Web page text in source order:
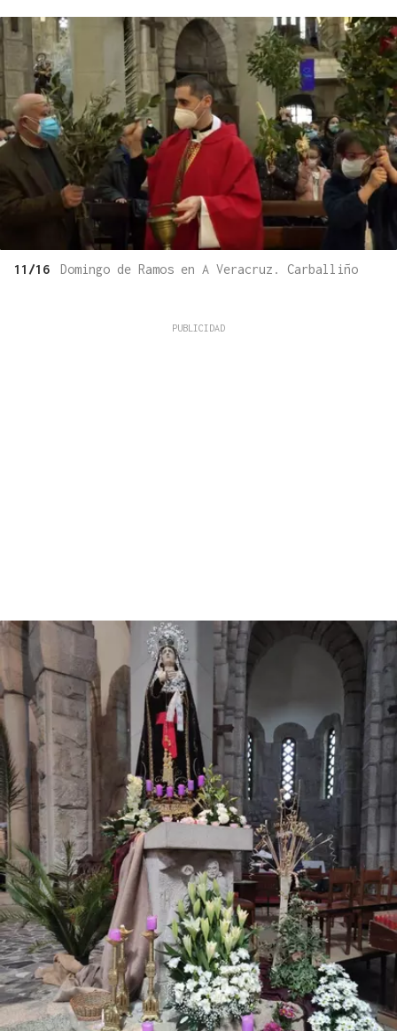
11/16 Domingo de Ramos en A Veracruz. Carballiño